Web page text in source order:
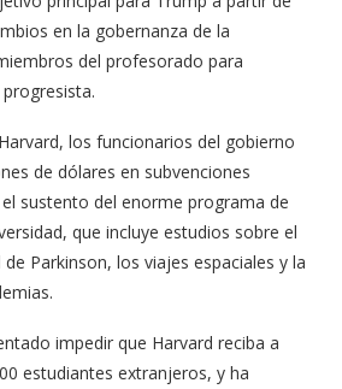
en la gobernanza de la
del profesorado para
los funcionarios del gobierno
de dólares en subvenciones
sustento del enorme programa de
que incluye estudios sobre el
Parkinson, los viajes espaciales y la
impedir que Harvard reciba a
estudiantes extranjeros, y ha